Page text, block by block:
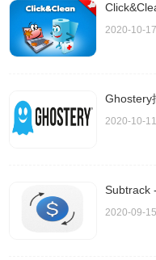
2020-10-17
Ghostery
2020-10-11
Subtrack
2020-09-15